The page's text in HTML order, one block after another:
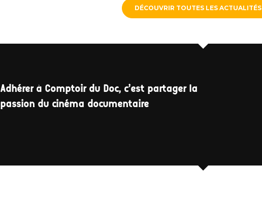
DÉCOUVRIR TOUTES LES ACTUALITÉS
Adhérer à Comptoir du Doc, c'est partager la
passion du cinéma documentaire